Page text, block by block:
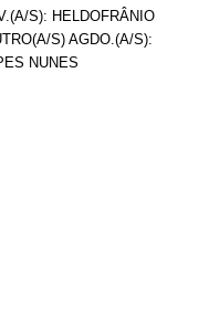
S): HELDOFRÂNIO
S) AGDO.(A/S):
NUNES